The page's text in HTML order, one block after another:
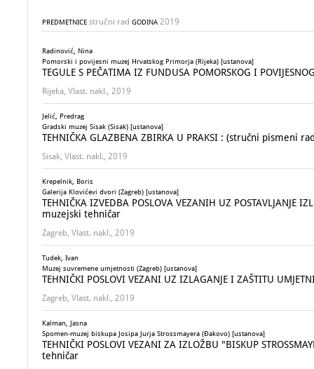
PREDMETNICE stručni rad GODINA 2019
Radinović, Nina
Pomorski i povijesni muzej Hrvatskog Primorja (Rijeka) [ustanova]
TEGULE S PEČATIMA IZ FUNDUSA POMORSKOG I
Rijeka, Vlast. nakl., 2019
Jelić, Predrag
Gradski muzej Sisak (Sisak) [ustanova]
TEHNIČKA GLAZBENA ZBIRKA U PRAKSI : (stručni pismeni
Sisak, Vlast. nakl., 2019
Krepelnik, Boris
Galerija Klovićevi dvori (Zagreb) [ustanova]
TEHNIČKA IZVEDBA POSLOVA VEZANIH UZ POSTAVLJANJE
muzejski tehničar
Zagreb, Vlast. nakl., 2019
Tudek, Ivan
Muzej suvremene umjetnosti (Zagreb) [ustanova]
TEHNIČKI POSLOVI VEZANI UZ IZLAGANJE I ZAŠTITU
Zagreb, Vlast. nakl., 2019
Kalman, Jasna
Spomen-muzej biskupa Josipa Jurja Strossmayera (Đakovo) [ustanova]
TEHNIČKI POSLOVI VEZANI ZA IZLOŽBU "BISKUP
tehničar